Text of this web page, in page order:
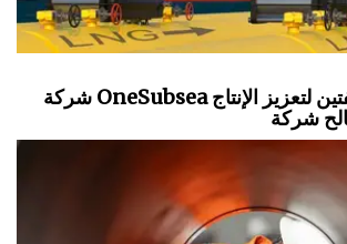
شركة OneSubsea تحصل على وظيفتين لتعزيز الإنتاج